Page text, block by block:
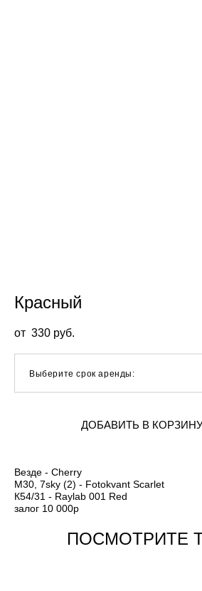
Красный
от 330 pуб.
Выберите срок аренды:
ДОБАВИТЬ В
Везде - Cherry
М30, 7sky (2) - Fotokvant Scarlet
К54/31 - Raylab 001 Red
залог 10 000р
ПОСМОТРИТЕ